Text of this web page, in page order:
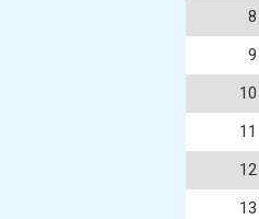
8
9
10
11
12
13